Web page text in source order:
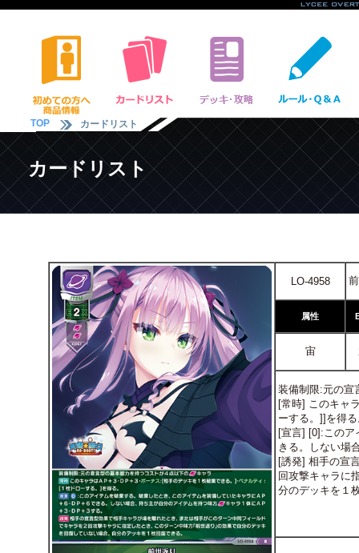
TOP カードリスト
カードリスト
LO-4958
属性
宙
装備制限:元の宣
[常時] このキャ
ーする。]]を得
[宣言] [0]:このア
きる。しない場
[誘発] 相手の宣
回攻撃キャラに
分のデッキを１